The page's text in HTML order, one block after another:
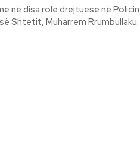
role drejtuese në Policinë e Shtetit. Lëvizjet janë